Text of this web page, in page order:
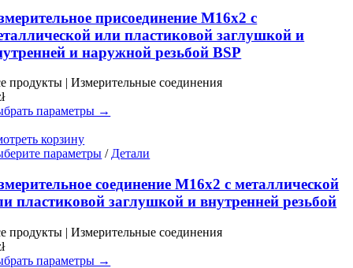
имеет
несколько
вариаций.
Опции
выбрать
странице
присоединение M16x2 с
или пластиковой заглушкой и
и наружной резьбой BSP
продукты | Измерительные соединения
параметры →
корзину
параметры Этот
имеет
несколько
вариаций.
можно
/ Детали
соединение M16x2 с металлической
пластиковой заглушкой и внутренней резьбой
продукты | Измерительные соединения
параметры →